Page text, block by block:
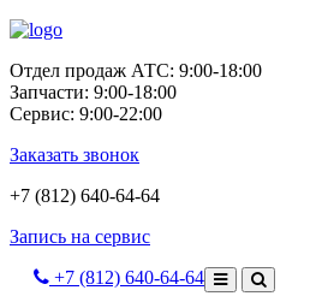
Отдел продаж АТС: 9:00-18:00
Запчасти: 9:00-18:00
Сервис: 9:00-22:00
Заказать звонок
+7 (812) 640-64-64
Запись на сервис
+7 (812) 640-64-64